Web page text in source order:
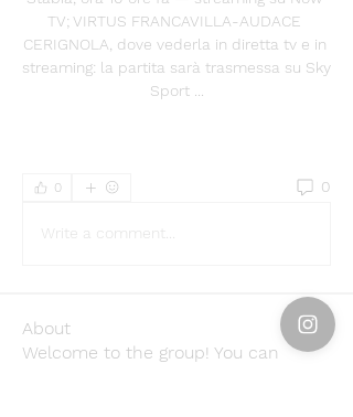
TV; VIRTUS FRANCAVILLA-AUDACE
CERIGNOLA, dove vederla in diretta tv e in
streaming: la partita sarà trasmessa su Sky
Sport ...
0 0
Write a comment...
About
Welcome to the group! You can